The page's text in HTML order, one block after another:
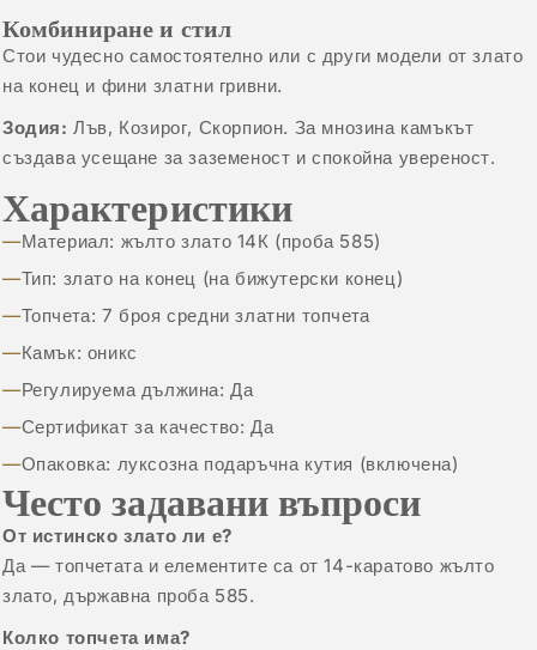
Комбиниране и стил
Стои чудесно самостоятелно или с други модели отзлато
на конец и фини златни гривни.
Зодия: Лъв, Козирог, Скорпион. За мнозина камъкът
създава усещане за заземеност и спокойна увереност.
Характеристики
Материал: жълто злато 14К (проба 585)
Тип: злато на конец (на бижутерски конец)
Топчета: 7 броя средни златни топчета
Камък: оникс
Регулируема дължина: Да
Сертификат за качество: Да
Опаковка: луксозна подаръчна кутия (включена)
Често задавани въпроси
От истинско злато ли е?
Да — топчетата и елементите са от 14-каратово жълто
злато, държавна проба 585.
Колко топчета има?